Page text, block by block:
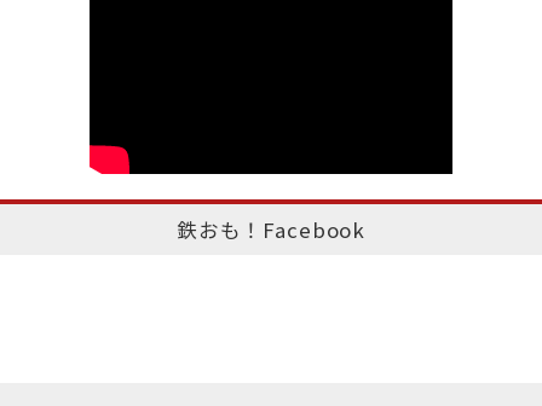
鉄おも！Facebook